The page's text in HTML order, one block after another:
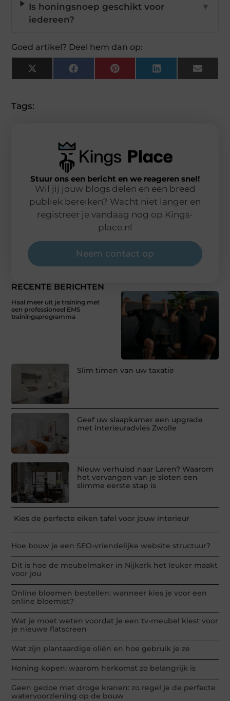
Is honingsnoep geschikt voor
iedereen?
▼
Goed artikel? Deel hem dan op:
X
(Twitter)
FacebookPinterestLinkedInEmail
Tags:
RECENTE BERICHTEN
Haal meer uit je training met
een professioneel EMS
trainingsprogramma
Slim timen van uw taxatie
Geef uw slaapkamer een upgrade
met interieuradvies Zwolle
Nieuw verhuisd naar Laren? Waarom
het vervangen van je sloten een
slimme eerste stap is
Kies de perfecte eiken tafel voor jouw interieur
Hoe bouw je een SEO-vriendelijke website structuur?
Dit is hoe de meubelmaker in Nijkerk het leuker maakt
voor jou
Online bloemen bestellen: wanneer kies je voor een
online bloemist?
Wat je moet weten voordat je een tv-meubel kiest voor
je nieuwe flatscreen
Wat zijn plantaardige oliën en hoe gebruik je ze
Honing kopen: waarom herkomst zo belangrijk is
Geen gedoe met droge kranen: zo regel je de perfecte
watervoorziening op de bouw
Stuur ons een bericht en we reageren snel!
Wil jij jouw blogs delen en een breed
publiek bereiken? Wacht niet langer en
registreer je vandaag nog op Kings-
place.nl
Neem contact op